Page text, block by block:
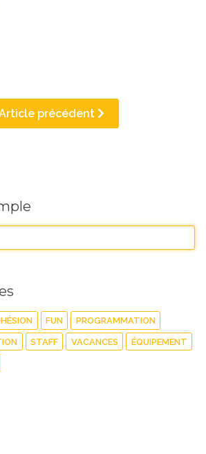
précédent
FUN PROGRAMMATION
STAFF VACANCES ÉQUIPEMENT